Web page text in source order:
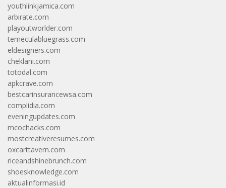
youthlinkjamica.com
arbirate.com
playoutworlder.com
temeculabluegrass.com
eldesigners.com
cheklani.com
totodal.com
apkcrave.com
bestcarinsurancewsa.com
complidia.com
eveningupdates.com
mcochacks.com
mostcreativeresumes.com
oxcarttavern.com
riceandshinebrunch.com
shoesknowledge.com
aktualinformasi.id